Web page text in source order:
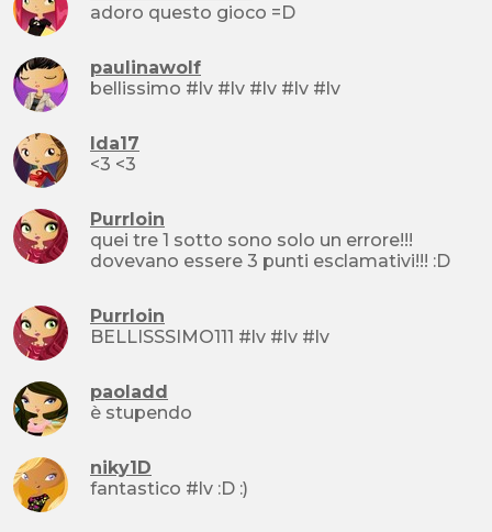
adoro questo gioco =D
paulinawolf
bellissimo #lv #lv #lv #lv #lv
Ida17
<3 <3
Purrloin
quei tre 1 sotto sono solo un errore!!!
dovevano essere 3 punti esclamativi!!! :D
Purrloin
BELLISSSIMO111 #lv #lv #lv
paoladd
è stupendo
niky1D
fantastico #lv :D :)